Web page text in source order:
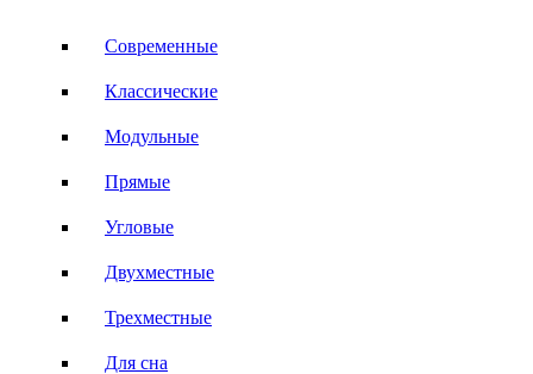
Современные
Классические
Модульные
Прямые
Угловые
Двухместные
Трехместные
Для сна